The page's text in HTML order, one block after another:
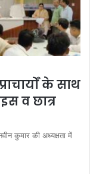
के साथ
व छात्र
कुमार की अध्यक्षता में